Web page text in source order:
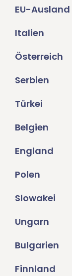
EU-Ausland
Italien
Österreich
Serbien
Türkei
Belgien
England
Polen
Slowakei
Ungarn
Bulgarien
Finnland